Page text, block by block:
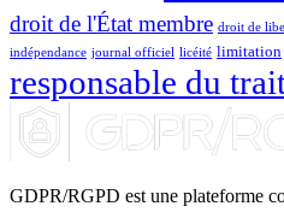
droit de l'État membre droit de
indépendance journal officiel licéité limitation
responsable du
GDPR/RGPD est une plateforme